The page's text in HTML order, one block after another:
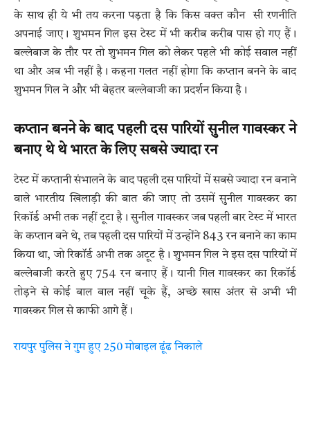
के साथ ही ये भी तय करना पड़ता है कि किस वक्त कौन सी रणनीति
अपनाई जाए। शुभमन गिल इस टेस्ट में भी करीब करीब पास हो गए हैं।
बल्लेबाज के तौर पर तो शुभम​न गिल को लेकर पहले भी कोई सवाल नहीं
था और अब भी नहीं है। कहना गलत नहीं होगा कि कप्तान बनने के बाद
शुभमन गिल ने और भी बेहतर बल्लेबाजी का प्रदर्शन किया है।
कप्तान बनने के बाद पहली दस पारियों सुनील गावस्कर ने
बनाए थे थे भारत के लिए सबसे ज्यादा रन
टेस्ट में कप्तानी संभालने के बाद पहली दस पारियों में सबसे ज्यादा रन बनाने
वाले भारतीय खिलाड़ी की बात की जाए तो उसमें सुनील गावस्कर का
रिकॉर्ड अभी तक नहीं टूटा है। सुनील गावस्कर जब पहली बार टेस्ट में भारत
के कप्तान बने थे, तब पहली दस पारियों में उन्होंने 843 रन बनाने का काम
किया था, जो रिकॉर्ड अभी तक अटूट है। शुभमन गिल ने इस दस पारियों में
बल्लेबाजी करते हुए 754 रन बनाए हैं। यानी गिल गावस्कर का रिकॉर्ड
तोड़ने से कोई बाल बाल नहीं चूके हैं, अच्छे खास अंतर से अभी भी
गावस्कर गिल से काफी आगे हैं।
रायपुर पुलिस ने गुम हुए 250 मोबाइल ढूंढ निकाले